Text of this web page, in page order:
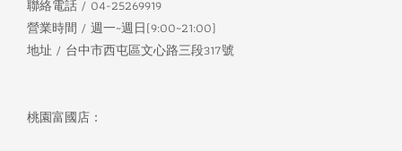
聯絡電話 / 04-25269919
營業時間 / 週一~週日(9:00~21:00)
地址 / 台中市西屯區文心路三段317號
桃園富國店：